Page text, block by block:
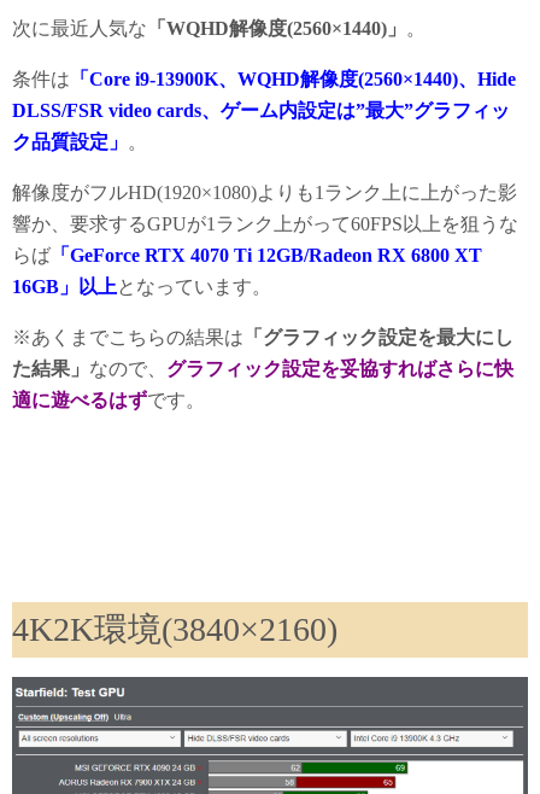
次に最近人気な 「WQHD解像度(2560×1440)」 。
条件は 「Core i9-13900K、WQHD解像度(2560×1440)、Hide
DLSS/FSR video cards、ゲーム内設定は”最大”グラフィッ
ク品質設定」 。
解像度がフルHD(1920×1080)よりも1ランク上に上がった影
響か、要求するGPUが1ランク上がって60FPS以上を狙うな
らば 「GeForce RTX 4070 Ti 12GB/Radeon RX 6800 XT
16GB」以上となっています。
※あくまでこちらの結果は 「グラフィック設定を最大にし
た結果」 なので、 グラフィック設定を妥協すればさらに快
適に遊べるはずです。
4K2K環境(3840×2160)